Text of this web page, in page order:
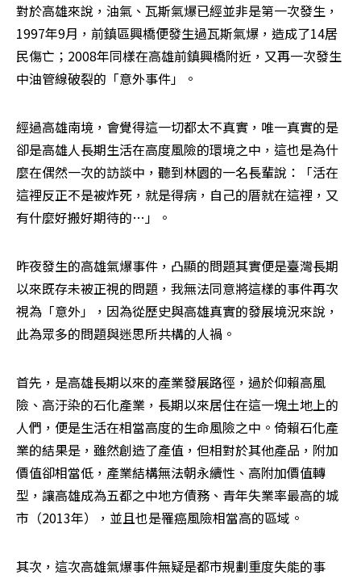
對於高雄來說，油氣、瓦斯氣爆已經並非是第一次發生，
1997年9月，前鎮區興橋便發生過瓦斯氣爆，造成了14居
民傷亡；2008年同樣在高雄前鎮興橋附近，又再一次發生
中油管線破裂的「意外事件」。
經過高雄南境，會覺得這一切都太不真實，唯一真實的是
卻是高雄人長期生活在高度風險的環境之中，這也是為什
麼在偶然一次的訪談中，聽到林園的一名長輩說：「活在
這裡反正不是被炸死，就是得病，自己的厝就在這裡，又
有什麼好搬好期待的…」。
昨夜發生的高雄氣爆事件，凸顯的問題其實便是臺灣長期
以來既存未被正視的問題，我無法同意將這樣的事件再次
視為「意外」，因為從歷史與高雄真實的發展境況來說，
此為眾多的問題與迷思所共構的人禍。
首先，是高雄長期以來的產業發展路徑，過於仰賴高風
險、高汙染的石化產業，長期以來居住在這一塊土地上的
人們，便是生活在相當高度的生命風險之中。倚賴石化產
業的結果是，雖然創造了產值，但相對於其他產品，附加
價值卻相當低，產業結構無法朝永續性、高附加價值轉
型，讓高雄成為五都之中地方債務、青年失業率最高的城
市（2013年），並且也是罹癌風險相當高的區域。
其次，這次高雄氣爆事件無疑是都市規劃重度失能的事